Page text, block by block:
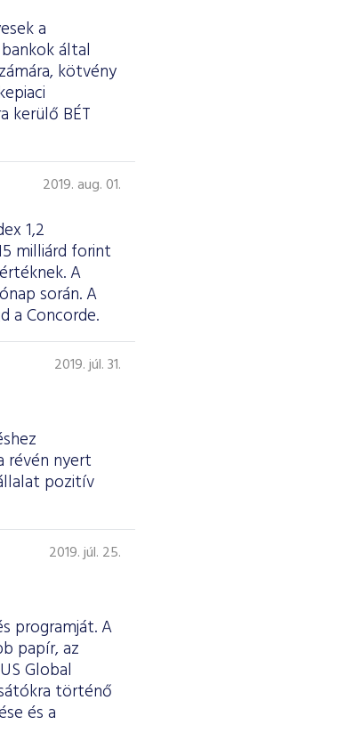
a
által
kötvény
kerülő BÉT
2019. aug. 01.
1,2
milliárd forint
A
során. A
a Concorde.
2019. júl. 31.
révén nyert
pozitív
2019. júl. 25.
programját. A
papír, az
Global
történő
és a